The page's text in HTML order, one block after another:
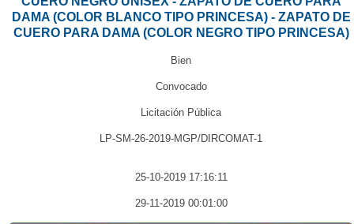
DAMA (COLOR BLANCO TIPO PRINCESA) - ZAPATO DE
CUERO PARA DAMA (COLOR NEGRO TIPO PRINCESA)
Bien
Convocado
Licitación Pública
LP-SM-26-2019-MGP/DIRCOMAT-1
25-10-2019 17:16:11
29-11-2019 00:01:00